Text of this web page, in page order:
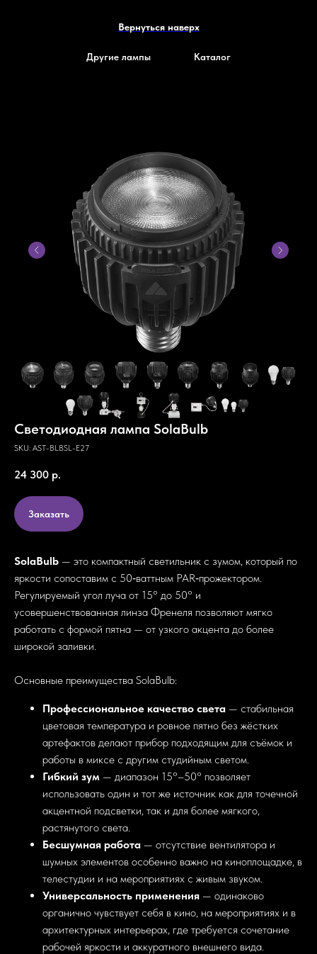
Вернуться наверх
Другие лампы Каталог
Светодиодная лампа SolaBulb
SKU: AST-BLBSL-E27
24 300 р.
Заказать
SolaBulb — это компактный светильник с зумом, который по
яркости сопоставим с 50‑ваттным PAR‑прожектором.
Регулируемый угол луча от 15° до 50° и
усовершенствованная линза Френеля позволяют мягко
работать с формой пятна — от узкого акцента до более
широкой заливки.
Основные преимущества SolaBulb:
Профессиональное качество света — стабильная
цветовая температура и ровное пятно без жёстких
артефактов делают прибор подходящим для съёмок и
работы в миксе с другим студийным светом.
Гибкий зум — диапазон 15°–50° позволяет
использовать один и тот же источник как для точечной
акцентной подсветки, так и для более мягкого,
растянутого света.
Бесшумная работа — отсутствие вентилятора и
шумных элементов особенно важно на киноплощадке, в
телестудии и на мероприятиях с живым звуком.
Универсальность применения — одинаково
органично чувствует себя в кино, на мероприятиях и в
архитектурных интерьерах, где требуется сочетание
рабочей яркости и аккуратного внешнего вида.